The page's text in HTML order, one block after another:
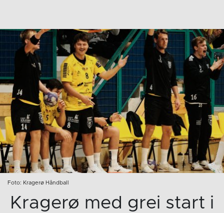
Foto: Kragerø Håndball
Kragerø med grei start i